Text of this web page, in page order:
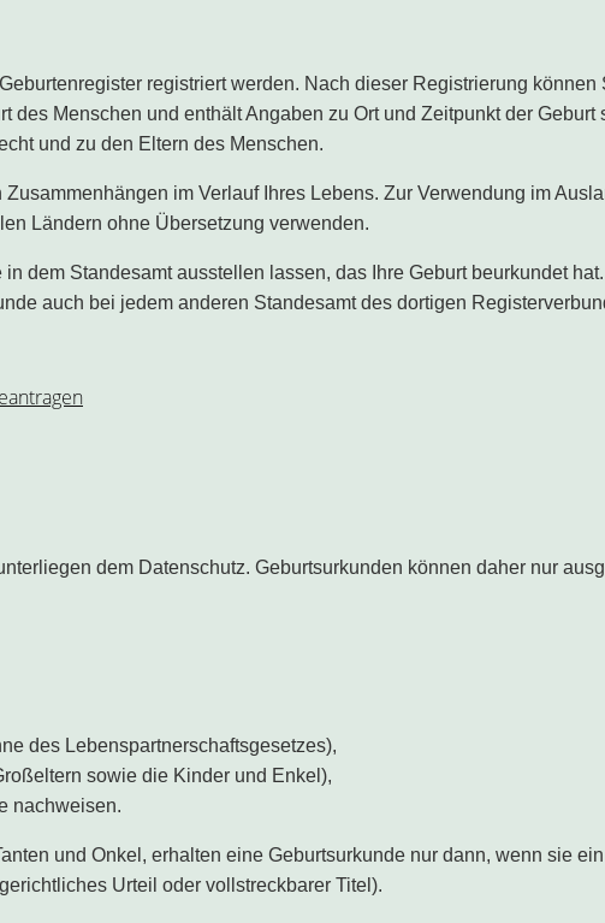
registriert werden. Nach dieser Registrierung
des Menschen und enthält Angaben zu Ort und Zeitpunkt der
und zu den Eltern des Menschen.
im Verlauf Ihres Lebens. Zur Verwendung im
Ländern ohne Übersetzung verwenden.
dem Standesamt ausstellen lassen, das Ihre Geburt beurkundet
auch bei jedem anderen Standesamt des dortigen
dem Datenschutz. Geburtsurkunden können daher nur
des Lebenspartnerschaftsgesetzes),
sowie die Kinder und Enkel),
nachweisen.
und Onkel, erhalten eine Geburtsurkunde nur dann, wenn sie
Urteil oder vollstreckbarer Titel).